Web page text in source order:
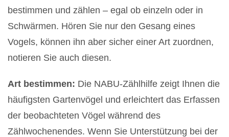
bestimmen und zählen – egal ob einzeln oder in
Schwärmen. Hören Sie nur den Gesang eines
Vogels, können ihn aber sicher einer Art zuordnen,
notieren Sie auch diesen.
Art bestimmen: Die NABU-Zählhilfe zeigt Ihnen die
häufigsten Gartenvögel und erleichtert das Erfassen
der beobachteten Vögel während des
Zählwochenendes. Wenn Sie Unterstützung bei der